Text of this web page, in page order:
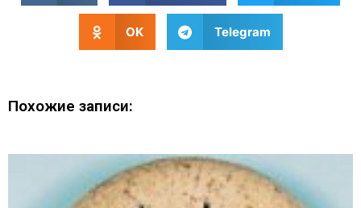
OK Telegram
Похожие записи: